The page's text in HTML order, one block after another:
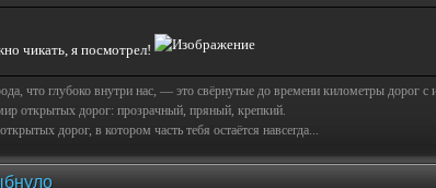
чикать, я посмотрел!
что глубоко внутри нас, — это свёрнутые до времени километры дорог
открытых дорог: прозрачный, пряный, крепкий.
дорог, в котором часть тебя остаётся навсегда...